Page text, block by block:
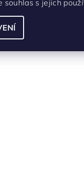
souhlas s jejich